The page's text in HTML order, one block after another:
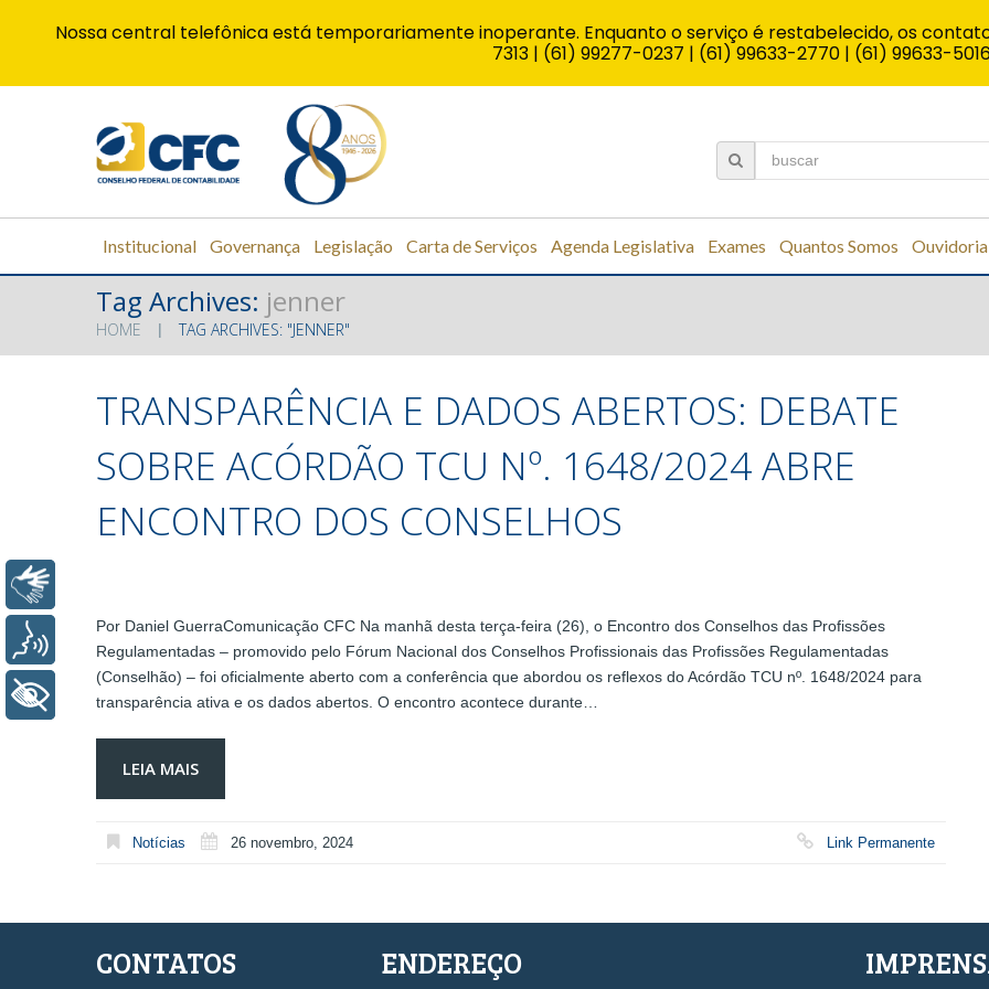
Institucional Governança Legislação Carta de Serviços Agenda Legislativa Exames Quantos Somos Ouvidoria
Tag Archives: jenner
HOME TAG ARCHIVES: "JENNER"
TRANSPARÊNCIA E DADOS ABERTOS: DEBATE
SOBRE ACÓRDÃO TCU Nº. 1648/2024 ABRE
ENCONTRO DOS CONSELHOS
Por Daniel GuerraComunicação CFC Na manhã desta terça-feira (26), o Encontro dos Conselhos das Profissões
Regulamentadas – promovido pelo Fórum Nacional dos Conselhos Profissionais das Profissões Regulamentadas
(Conselhão) – foi oficialmente aberto com a conferência que abordou os reflexos do Acórdão TCU nº. 1648/2024 para
transparência ativa e os dados abertos. O encontro acontece durante…
LEIA MAIS
Notícias 26 novembro, 2024 Link Permanente
CONTATOS ENDEREÇO
Nossa central telefônica está temporariamente inoperante. Enquanto o serviço é restabelecido, os
7313 | (61) 99277-0237 | (61) 99633-2770 | (61) 99633-
+ Acessibilidade